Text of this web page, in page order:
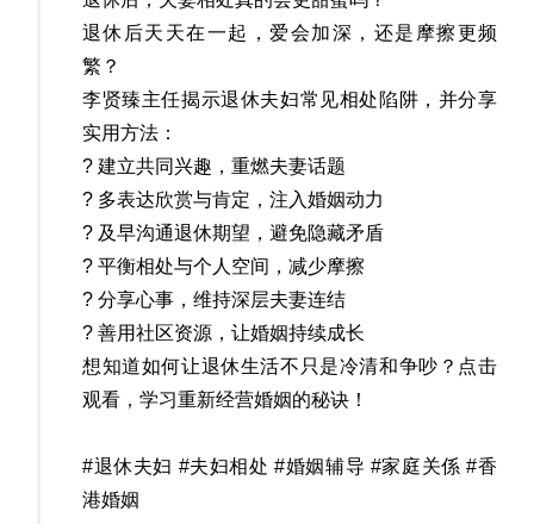
退休后天天在一起，爱会加深，还是摩擦更频
繁？
李贤臻主任揭示退休夫妇常见相处陷阱，并分享
实用方法：
? 建立共同兴趣，重燃夫妻话题
? 多表达欣赏与肯定，注入婚姻动力
? 及早沟通退休期望，避免隐藏矛盾
? 平衡相处与个人空间，减少摩擦
? 分享心事，维持深层夫妻连结
? 善用社区资源，让婚姻持续成长
想知道如何让退休生活不只是冷清和争吵？点击
观看，学习重新经营婚姻的秘诀！
#退休夫妇 #夫妇相处 #婚姻辅导 #家庭关係 #香
港婚姻